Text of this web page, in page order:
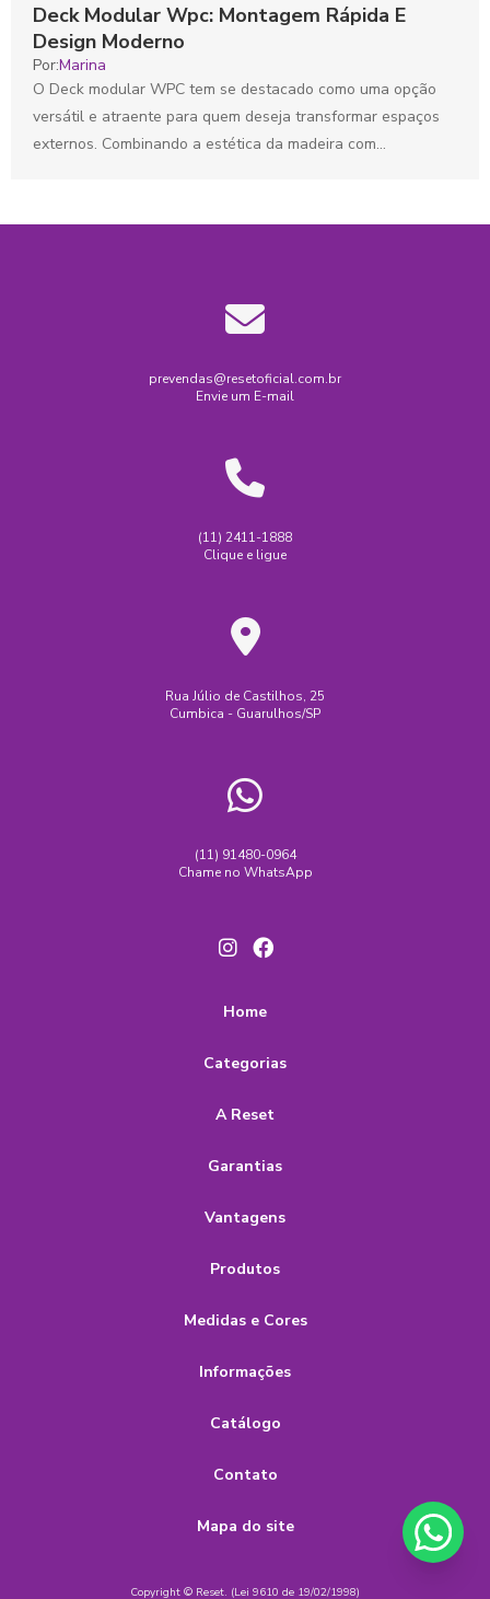
Deck Modular Wpc: Montagem Rápida E
Design Moderno
Por:Marina
O Deck modular WPC tem se destacado como uma opção
versátil e atraente para quem deseja transformar espaços
externos. Combinando a estética da madeira com...
prevendas@resetoficial.com.br
Envie um E-mail
(11) 2411-1888
Clique e ligue
Rua Júlio de Castilhos, 25
Cumbica - Guarulhos/SP
(11) 91480-0964
Chame no WhatsApp
Home
Categorias
A Reset
Garantias
Vantagens
Produtos
Medidas e Cores
Informações
Catálogo
Contato
Mapa do site
Copyright © Reset. (Lei 9610 de 19/02/1998)